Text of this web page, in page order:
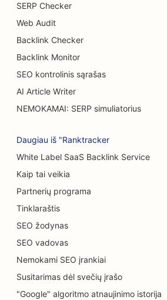
SEO mėsainių sunkvežimiams
SEO nudegimų chirurgams
SEO automobilių salonams
Atsitiktinio maitinimo restoranų SEO
SEO kačių kavinėms
SEO chiropraktikams
Cheminio šveitimo paslaugų SEO
Valymo paslaugų SEO
SEO kosmetikos chirurgams
SERP Checker
Web Audit
Backlink Checker
Backlink Monitor
SEO kontrolinis sąrašas
AI Article Writer
NEMOKAMAI: SERP simuliatorius
Daugiau iš "Ranktracker
White Label SaaS Backlink Service
Kaip tai veikia
Partnerių programa
Tinklaraštis
SEO žodynas
SEO vadovas
Nemokami SEO įrankiai
Susitarimas dėl svečių įrašo
"Google" algoritmo atnaujinimo istorija